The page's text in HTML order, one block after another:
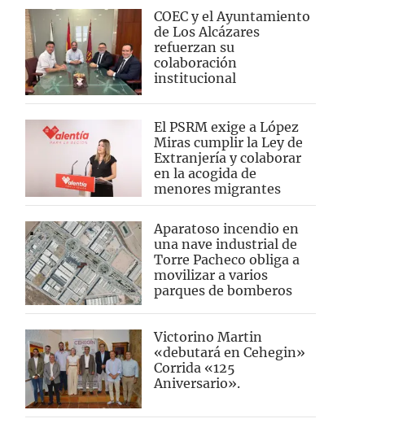
COEC y el Ayuntamiento
de Los Alcázares
refuerzan su
colaboración
institucional
El PSRM exige a López
Miras cumplir la Ley de
Extranjería y colaborar
en la acogida de
menores migrantes
Aparatoso incendio en
una nave industrial de
Torre Pacheco obliga a
movilizar a varios
parques de bomberos
Victorino Martin
«debutará en Cehegin»
Corrida «125
Aniversario».